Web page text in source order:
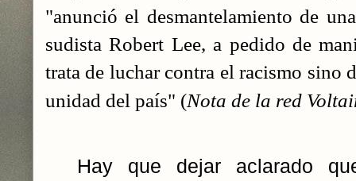
"anunció el ‎desmantelamiento de
sudista Robert Lee, a pedido de
trata de luchar contra el racismo sino
unidad del país" (Nota de la red
Hay que dejar aclarado